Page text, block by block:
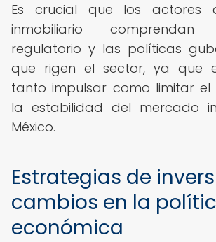
Es crucial que los actores
inmobiliario
regulatorio y las políticas
que rigen el sector, ya que
tanto impulsar como limitar el
la estabilidad del mercado
México.
Estrategias de
cambios en la
económica